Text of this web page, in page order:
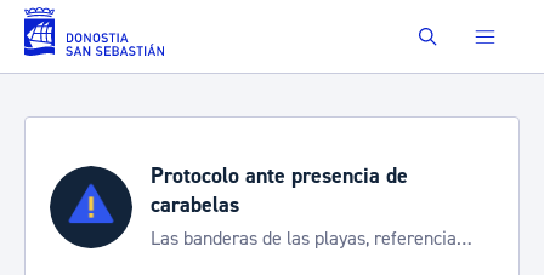
Saltar al contenido principal Buscar
Protocolo ante presencia de
carabelas
Las banderas de las playas, referencia